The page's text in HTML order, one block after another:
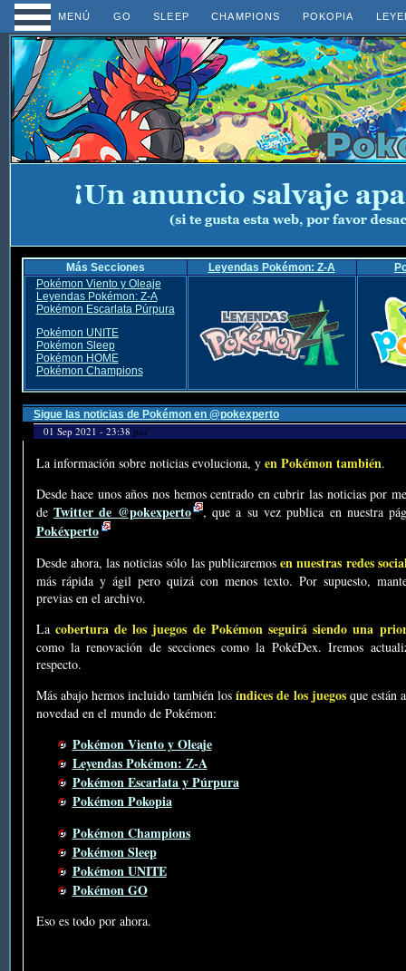
MENÚ GO SLEEP CHAMPIONS POKOPIA
Más Secciones Leyendas Pokémon: Z-A
Pokémon Viento y Oleaje
Leyendas Pokémon: Z-A
Pokémon Escarlata Púrpura
Pokémon UNITE
Pokémon Sleep
Pokémon HOME
Pokémon Champions
Sigue las noticias de Pokémon en @pokexperto
01 Sep 2021 - 23:38 por
La información sobre noticias evoluciona, y en Pokémon también.
Desde hace unos años nos hemos centrado en cubrir las noticias por
de Twitter de @pokexperto , que a su vez publica en nuestra
Pokéxperto
Desde ahora, las noticias sólo las publicaremosen nuestras redes
más rápida y ágil pero quizá con menos texto. Por supuesto,
previas en el archivo.
La cobertura de los juegos de Pokémon seguirá siendo una
como la renovación de secciones como la PokéDex. Iremos
respecto.
Más abajo hemos incluido también losíndices de los juegosque están
novedad en el mundo de Pokémon:
Pokémon Viento y Oleaje
Leyendas Pokémon: Z-A
Pokémon Escarlata y Púrpura
Pokémon Pokopia
Pokémon Champions
Pokémon Sleep
Pokémon UNITE
Pokémon GO
Eso es todo por ahora.